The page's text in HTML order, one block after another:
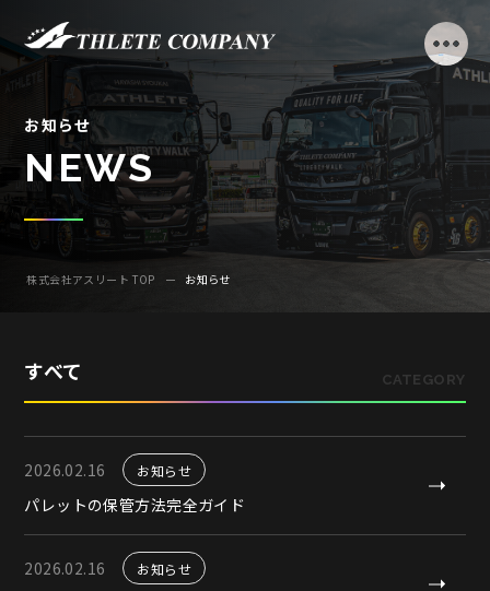
お知 らせ
NEWS
株式会社アスリート TOP お知らせ
すべて CATEGORY
2026.02.16 お知らせ
パレットの保管方法完全ガイド
2026.02.16 お知らせ